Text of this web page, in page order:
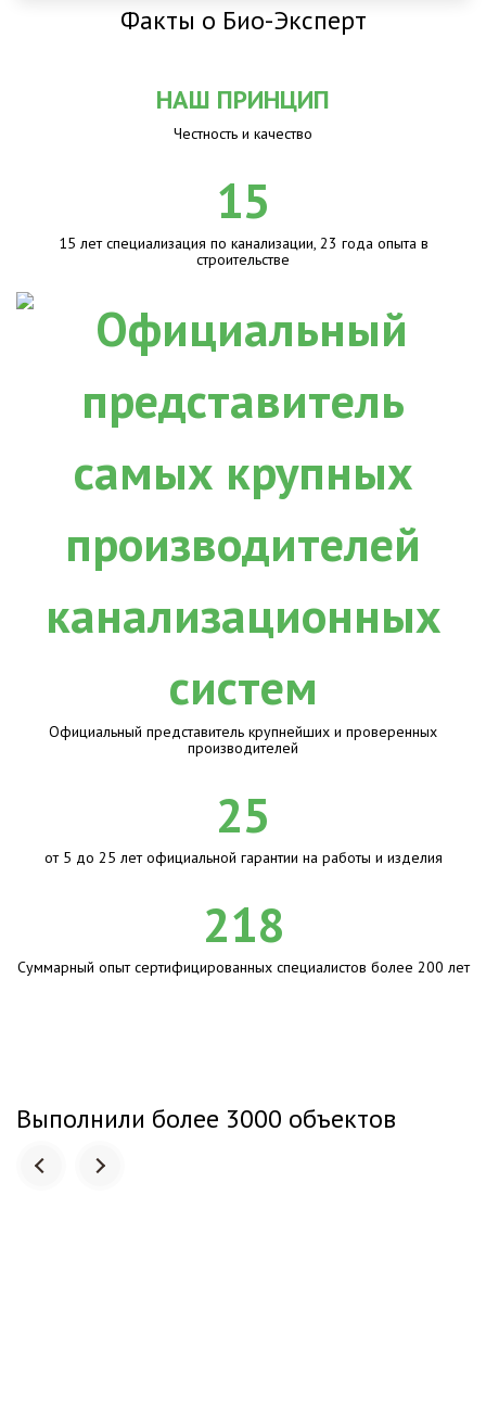
Факты о Био-Эксперт
НАШ ПРИНЦИП
Честность и качество
15
15 лет специализация по канализации, 23 года опыта в
строительстве
Официальный представитель крупнейших и проверенных
производителей
25
от 5 до 25 лет официальной гарантии на работы и изделия
218
Суммарный опыт сертифицированных специалистов более 200 лет
Выполнили более 3000 объектов